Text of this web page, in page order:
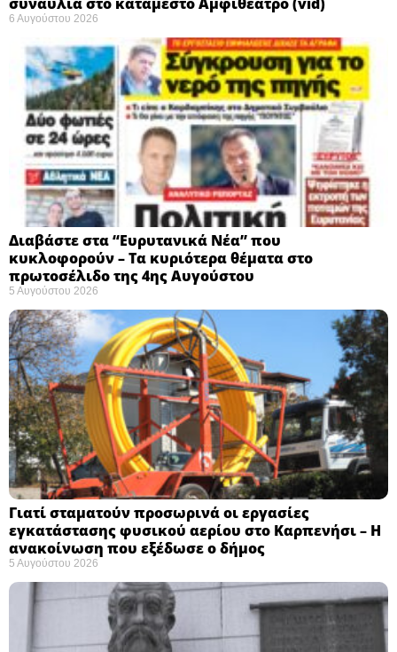
6 Αυγούστου 2026
Διαβάστε στα “Ευρυτανικά Νέα” που
κυκλοφορούν – Τα κυριότερα θέματα στο
πρωτοσέλιδο της 4ης Αυγούστου
5 Αυγούστου 2026
Γιατί σταματούν προσωρινά οι εργασίες
εγκατάστασης φυσικού αερίου στο Καρπενήσι – Η
ανακοίνωση που εξέδωσε ο δήμος
5 Αυγούστου 2026